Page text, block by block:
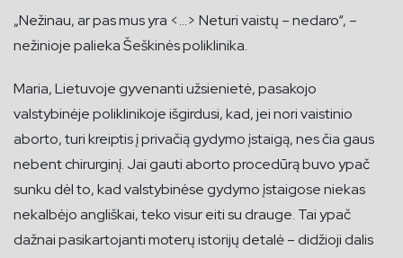
„Nežinau, ar pas mus yra <…> Neturi vaistų – nedaro“, –
nežinioje palieka Šeškinės poliklinika.
Maria, Lietuvoje gyvenanti užsienietė, pasakojo
valstybinėje poliklinikoje išgirdusi, kad, jei nori vaistinio
aborto, turi kreiptis į privačią gydymo įstaigą, nes čia gaus
nebent chirurginį. Jai gauti aborto procedūrą buvo ypač
sunku dėl to, kad valstybinėse gydymo įstaigose niekas
nekalbėjo angliškai, teko visur eiti su drauge. Tai ypač
dažnai pasikartojanti moterų istorijų detalė – didžioji dalis